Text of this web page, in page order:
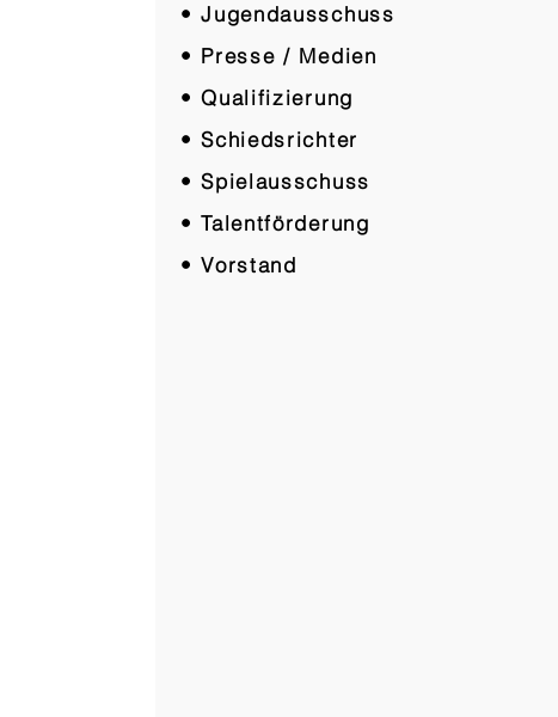
• Jugendausschuss
• Presse / Medien
• Qualifizierung
• Schiedsrichter
• Spielausschuss
• Talentförderung
• Vorstand